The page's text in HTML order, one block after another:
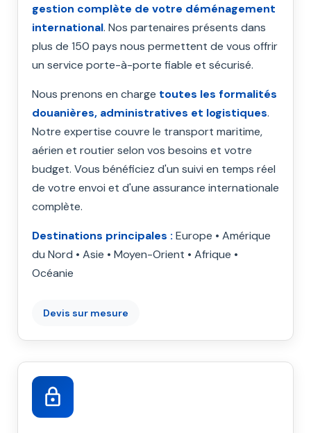
gestion complète de votre déménagement
international. Nos partenaires présents dans
plus de 150 pays nous permettent de vous offrir
un service porte-à-porte fiable et sécurisé.
Nous prenons en charge toutes les formalités
douanières, administratives et logistiques.
Notre expertise couvre le transport maritime,
aérien et routier selon vos besoins et votre
budget. Vous bénéficiez d'un suivi en temps réel
de votre envoi et d'une assurance internationale
complète.
Destinations principales : Europe • Amérique
du Nord • Asie • Moyen-Orient • Afrique •
Océanie
Devis sur mesure